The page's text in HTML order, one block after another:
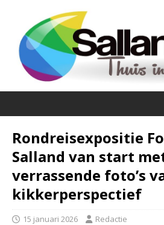
Rondreisexpositie
Salland van start
verrassende foto’s
kikkerperspectief
15 januari 2026 Redactie